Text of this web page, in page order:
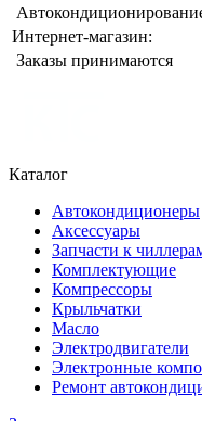
Интернет-магазин:
Заказы принимаются
Каталог
Автокондиционеры
Аксессуары
Запчасти к
Комплектующие
Компрессоры
Крыльчатки
Масло
Электродвигатели
Электронные
Ремонт